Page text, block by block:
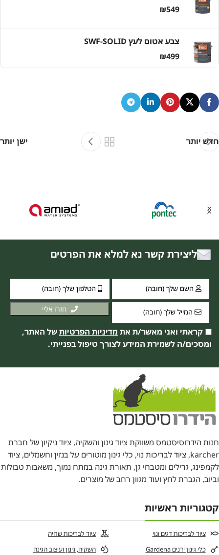
₪549
צבע אטום לעץ SWF-SOLID
₪499
חדש יותר ישן יותר
ליצירת קשר נא למלא את הפרטים
חזרו אליי
קראתי ואני מאשר/ת את מדיניות הפרטיות של האתר,
ומסכים/ה לשמירת המידע לצורך טיפול בפנייתי.
חנות הידרוסיסטמס משווקת ציוד גינון והשקיה, ציוד ניקיון של חברת
karcher, ציוד לבריכות נוי, כלי גינון מוטורים על בנזין וחשמלים, ציוד
לקמפינג, גרילים ומטבחי גן, תאורת גינה במתח נמוך, משאבות טבולות
וביוב, הגברת לחץ ועוד מגוון רחב של מוצרים.
קטגוריות ראשיות
ציוד לבריכות דגים ונוי
כלי גינון ידנים Gardena
ציוד לבריכות שחיה
השקיה, גינון ועיצוב הגינה